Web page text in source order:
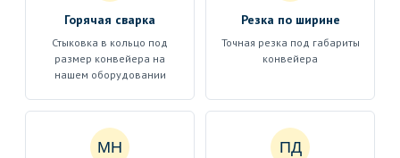
Горячая сварка
Стыковка в кольцо под
размер конвейера на
нашем оборудовании
Резка по ширине
Точная резка под габариты
конвейера
МН ПД